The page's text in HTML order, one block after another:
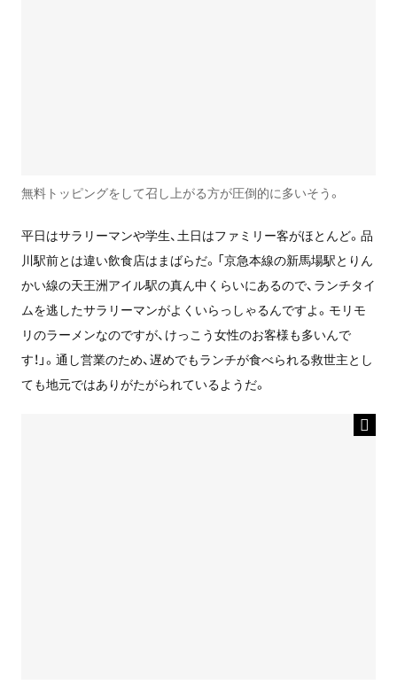
無料トッピングをして召し上がる方が圧倒的に多いそう。
平日はサラリーマンや学生、土日はファミリー客がほとんど。品
川駅前とは違い飲食店はまばらだ。「京急本線の新馬場駅とりん
かい線の天王洲アイル駅の真ん中くらいにあるので、ランチタイ
ムを逃したサラリーマンがよくいらっしゃるんですよ。モリモ
リのラーメンなのですが、けっこう女性のお客様も多いんで
す！」。通し営業のため、遅めでもランチが食べられる救世主とし
ても地元ではありがたがられているようだ。